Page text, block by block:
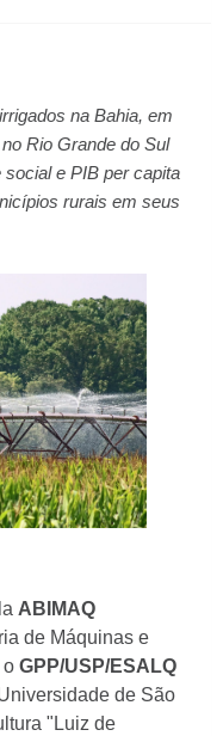
na Bahia, em
Rio Grande do Sul
e PIB per capita
rurais em seus
ABIMAQ
de Máquinas e
o GPP/USP/ESALQ
de São
"Luiz de